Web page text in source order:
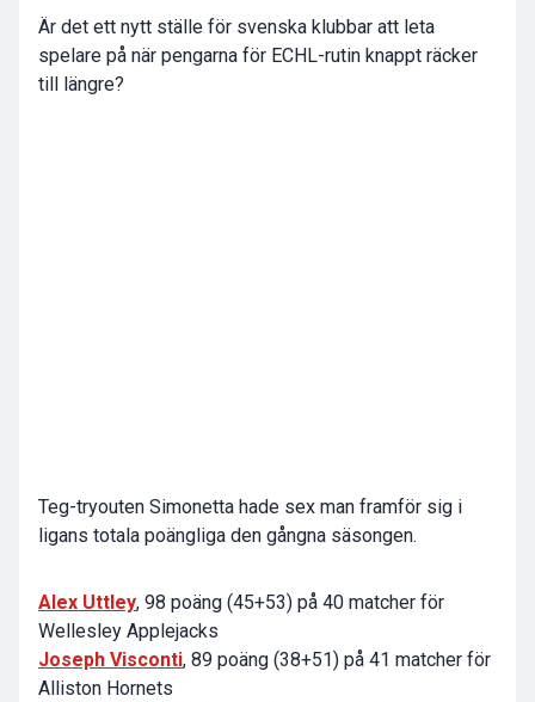
Är det ett nytt ställe för svenska klubbar att leta
spelare på när pengarna för ECHL-rutin knappt räcker
till längre?
Teg-tryouten Simonetta hade sex man framför sig i
ligans totala poängliga den gångna säsongen.
Alex Uttley, 98 poäng (45+53) på 40 matcher för
Wellesley Applejacks
Joseph Visconti, 89 poäng (38+51) på 41 matcher för
Alliston Hornets